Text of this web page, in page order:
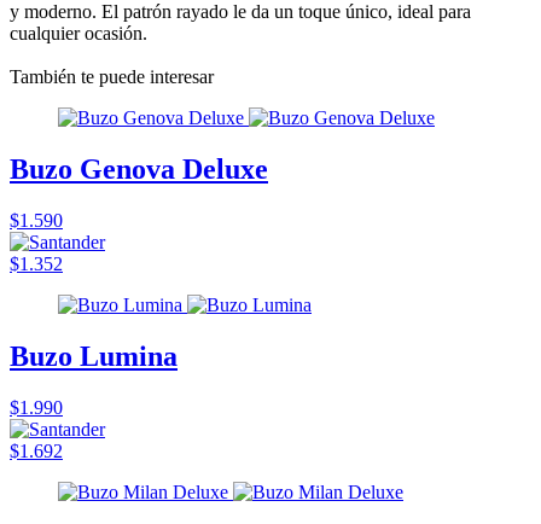
y moderno. El patrón rayado le da un toque único, ideal para
cualquier ocasión.
También te puede interesar
Buzo Genova Deluxe
$1.590
$1.352
Buzo Lumina
$1.990
$1.692